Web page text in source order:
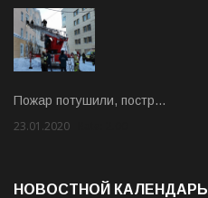
Пожар потушили, постр…
23.01.2020
НОВОСТНОЙ КАЛЕНДАРЬ